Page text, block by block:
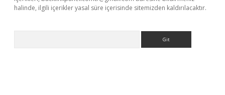
halinde, ilgili içerikler yasal süre içerisinde sitemizden kaldırılacaktır.